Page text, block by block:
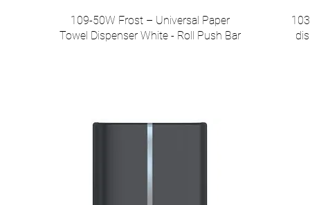
109-50W Frost – Universal Paper
Towel Dispenser White - Roll Push Bar